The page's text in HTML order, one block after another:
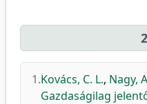
1.Kovács, C. L., Nagy,
Gazdaságilag